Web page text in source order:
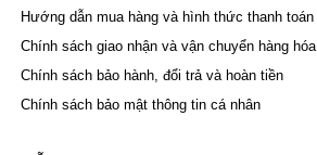
Hướng dẫn mua hàng và hình thức thanh toán
Chính sách giao nhận và vận chuyển hàng hóa
Chính sách bảo hành, đổi trả và hoàn tiền
Chính sách bảo mật thông tin cá nhân